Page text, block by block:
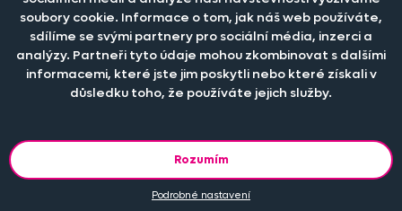
Staňte se členem klubu Dante.cz
Objevte slevy pro členy, získejte akční nabídky, novinky, tipy a
Nastavení cookies
Katalog zdarma
Jak prát povlečení a prostěradla?
Informace o materiálech
Šití záclon a závěsů
po-pá 7:30 - 16:00
Tel.:777 111 818
e-mail:dotazy@dante.cz
reklamace:reklamace@dante.cz
soubory cookie. Informace o tom, jak náš web používáte,
sdílíme se svými partnery pro sociální média, inzerci a
analýzy. Partneři tyto údaje mohou zkombinovat s dalšími
informacemi, které jste jim poskytli nebo které získali v
důsledku toho, že používáte jejich služby.
Rozumím
Podrobné nastavení